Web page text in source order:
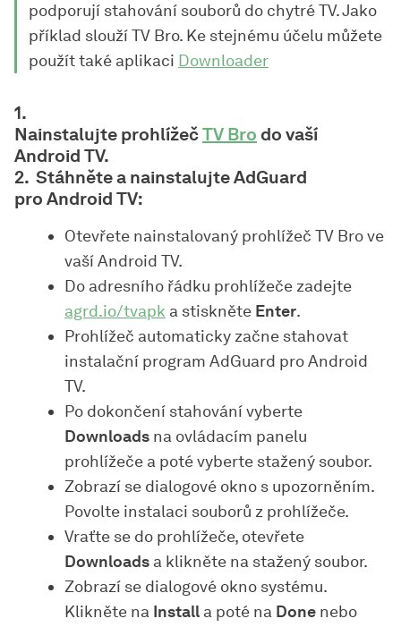
podporují stahování souborů do chytré TV. Jako
příklad slouží TV Bro. Ke stejnému účelu můžete
použít také aplikaci Downloader
Nainstalujte prohlížečTV Bro do vaší
Android TV.
Stáhněte a nainstalujte AdGuard
pro Android TV:
Otevřete nainstalovaný prohlížeč TV Bro ve
vaší Android TV.
Do adresního řádku prohlížeče zadejte
agrd.io/tvapk a stiskněte Enter.
Prohlížeč automaticky začne stahovat
instalační program AdGuard pro Android
TV.
Po dokončení stahování vyberte
Downloads na ovládacím panelu
prohlížeče a poté vyberte stažený soubor.
Zobrazí se dialogové okno s upozorněním.
Povolte instalaci souborů z prohlížeče.
Vraťte se do prohlížeče, otevřete
Downloads a klikněte na stažený soubor.
Zobrazí se dialogové okno systému.
Klikněte na Install a poté na Done nebo